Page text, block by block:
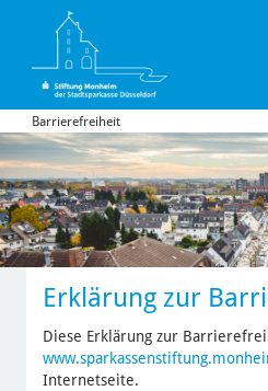
Barrierefreiheit
Erklärung zur
Diese Erklärung zur
Internetseite.